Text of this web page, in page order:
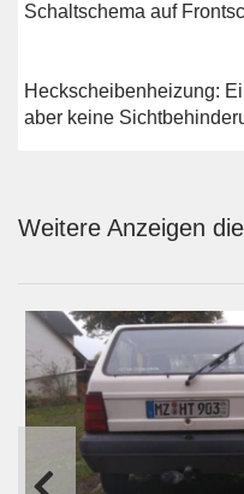
Schaltschema auf
Heckscheibenheizung:
aber keine
Weitere Anzeigen